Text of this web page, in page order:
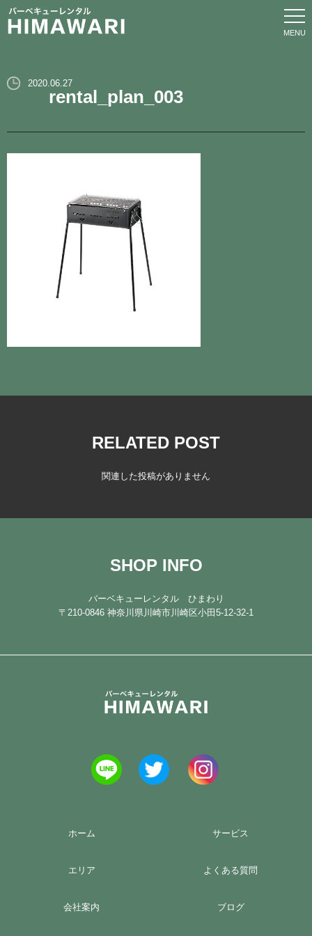
サービス
エリア
ブログ
2020.06.27
rental_plan_003
RELATED POST
関連した投稿がありません
SHOP INFO
バーベキューレンタル ひまわり
〒210-0846 神奈川県川崎市川崎区小田5-12-32-1
ホーム サービス
エリア よくある質問
会社案内 ブログ